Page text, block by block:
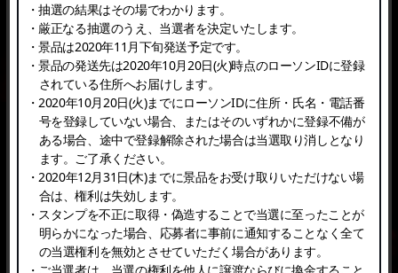
・抽選の結果はその場でわかります。
・厳正なる抽選のうえ、当選者を決定いたします。
・景品は2020年11月下旬発送予定です。
・景品の発送先は2020年10月20日(火)時点のローソンIDに登録
されている住所へお届けします。
・2020年10月20日(火)までにローソンIDに住所・氏名・電話番
号を登録していない場合、またはそのいずれかに登録不備が
ある場合、途中で登録解除された場合は当選取り消しとなり
ます。ご了承ください。
・2020年12月31日(木)までに景品をお受け取りいただけない場
合は、権利は失効します。
・スタンプを不正に取得・偽造することで当選に至ったことが
明らかになった場合、応募者に事前に通知することなく全て
の当選権利を無効とさせていただく場合があります。